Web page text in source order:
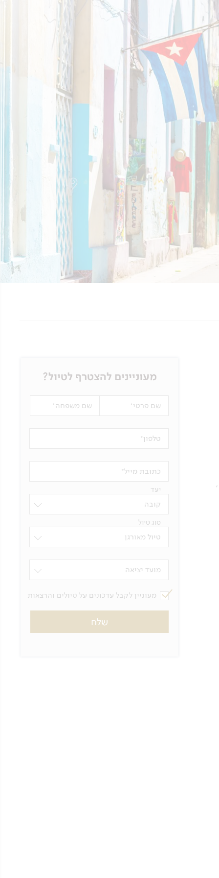
מעוניינים להצטרף לטיול?
שם פרטי שם משפחה
טלפון
כתובת מייל
יעד
קובה
סוג טיול
טיול מאורגן
מועד יציאה
מעוניין לקבל עדכונים על טיולים והרצאות